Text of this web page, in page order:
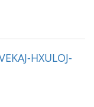
HXULOJ-